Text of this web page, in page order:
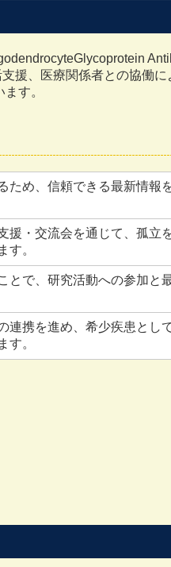
援、医療関係者との協働に
す。
ため、信頼できる最新情報
援・交流会を通じて、孤立
す。
とで、研究活動への参加と
連携を進め、希少疾患とし
す。